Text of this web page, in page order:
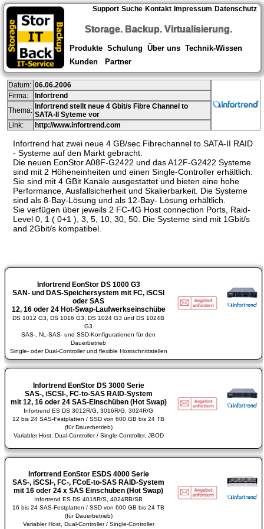
Support Suche Kontakt Impressum Datenschutz
Storage. Backup. Virtualisierung.
Produkte Schulung Über uns Technik-Wissen
Kunden
Partner
Datum: 06.06.2006
Firma:
Infortrend
Thema: Infortrend stellt neue 4 Gbit/s Fibre Channel to
SATA-II Syteme vor
Link:
http://www.infortrend.com
Infortrend hat zwei neue 4 GB/sec Fibrechannel to SATA-II RAID
- Systeme auf den Markt gebracht.
Die neuen EonStor A08F-G2422 und das A12F-G2422 Systeme
sind mit 2 Höheneinheiten und einen Single-Controller erhältlich.
Sie sind mit 4 GBit Kanäle ausgestattet und bieten eine hohe
Performance, Ausfallsicherheit und Skalierbarkeit. Die Systeme
sind als 8-Bay-Lösung und als 12-Bay- Lösung erhältlich.
Sie verfügen über jeweils 2 FC-4G Host connection Ports, Raid-
Level 0, 1 ( 0+1 ), 3, 5, 10, 30, 50. Die Systeme sind mit 1Gbit/s
and 2Gbit/s kompatibel.
Infortrend EonStor DS 1000 G3
SAN- und DAS-Speichersystem mit FC, iSCSI
oder SAS
12, 16 oder 24 Hot-Swap-Laufwerkseinschübe
DS 1012 G3, DS 1016 G3, DS 1024 G3 und DS 1024B
G3
SAS-, NL-SAS- und SSD-Konfigurationen für den
Dauerbetrieb
Single- oder Dual-Controller und flexible Hostschnittstellen
Infortrend EonStor DS 3000 Serie
SAS-, iSCSI-, FC-to-SAS RAID-System
mit 12, 16 oder 24 SAS-Einschüben (Hot Swap)
Infortrend ES DS 3012R/G, 3016R/G, 3024R/G
12 bis 24 SAS-Festplatten / SSD von 600 GB bis 24 TB
(für Dauerbetrieb)
Variabler Host, Dual-Controller / Single-Controller, JBOD
Infortrend EonStor ESDS 4000 Serie
SAS-, iSCSI-, FC-, FCoE-to-SAS RAID-System
mit 16 oder 24 x SAS Einschüben (Hot Swap)
Infortrend ES DS 4016R/S, 4024RB/SB
16 bis 24 SAS-Festplatten / SSD von 600 GB bis 24 TB
(für Dauerbetrieb)
Variabler Host, Dual-Controller / Single-Controller